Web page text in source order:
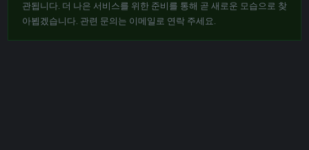
관됩니다. 더 나은 서비스를 위한 준비를 통해 곧 새로운 모습으로 찾
아뵙겠습니다. 관련 문의는 이메일로 연락 주세요.